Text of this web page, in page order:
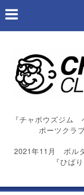
『チャボウズジム
ポーツクラ
2021年11月 ボル
『ひば